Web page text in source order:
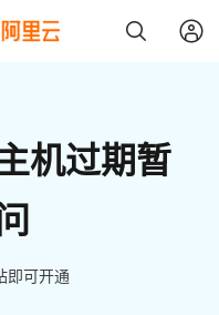
机过期暂
即可开通